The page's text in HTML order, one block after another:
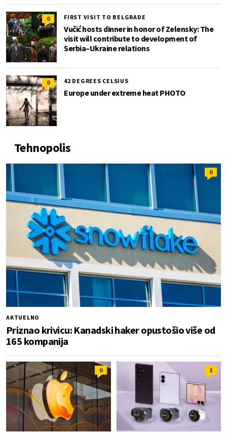
0 FIRST VISIT TO BELGRADE
Vučić hosts dinner in honor of Zelensky: The
visit will contribute to development of
Serbia–Ukraine relations
0 42 DEGREES CELSIUS
Europe under extreme heat PHOTO
Tehnopolis
0
AKTUELNO
Priznao krivicu: Kanadski haker opustošio više od
165 kompanija
0 1